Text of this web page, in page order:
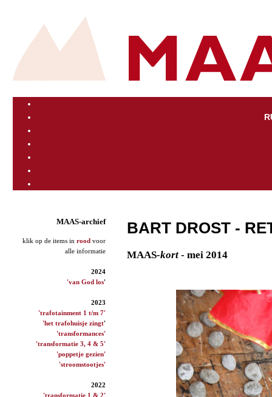
MAAS-archief
klik op de items in rood voor
alle informatie
2024
'van God los'
2023
'trafotainment 1 t/m 7'
'het trafohuisje zingt'
'transformances'
'transformatie 3, 4 & 5'
'poppetje gezien'
'stroomstootjes'
2022
'transformatie 1 & 2'
BART DROST -
MAAS-kort - mei 2014